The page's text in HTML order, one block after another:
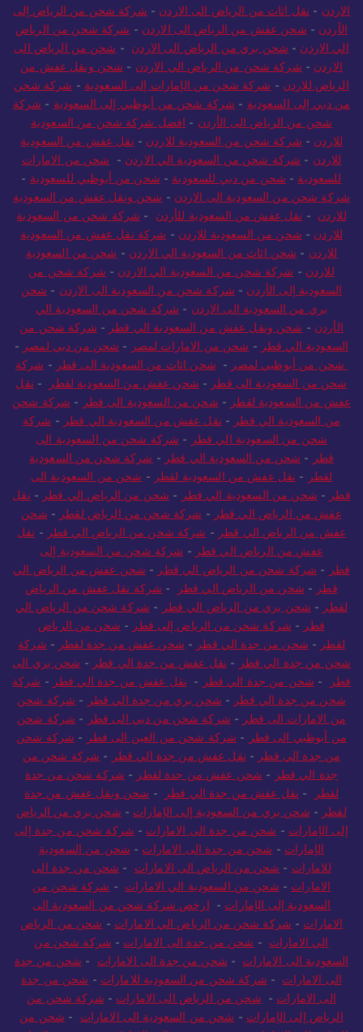
الاردن - نقل اثاث من الرياض الى الاردن - شركة شحن من الرياض إلى
الأردن - شحن عفش من الرياض الى الاردن - شركة شحن من الرياض
الي الاردن - شحن بري من الرياض الى الاردن - شحن من الرياض الى
الاردن - شركة شحن من الرياض الي الاردن - شحن ونقل عفش من
الرياض للاردن - شركة شحن من الإمارات إلى السعودية - شركة شحن
من دبي إلى السعودية - شركة شحن من أبوظبي إلى السعودية - شركة
شحن من الرياض الى الأردن - افضل شركة شحن من السعودية
للاردن - شركة شحن من السعودية للاردن - نقل عفش من السعودية
للاردن - شركة شحن من السعودية الي الاردن - شحن من الامارات
للسعودية - شحن من دبي للسعودية - شحن من أبوظبي للسعودية -
شركة شحن من السعودية الى الاردن - شحن ونقل عفش من السعودية
للاردن - نقل عفش من السعودية للأردن - شركة شحن من السعودية
للاردن - شحن من السعودية للاردن - شركة نقل عفش من السعودية
للاردن - شحن اثاث من السعودية الي الاردن - شحن من السعودية
للاردن - شركة شحن من السعودية الي الاردن - شركة شحن من
السعودية إلى الأردن - شركة شحن من السعودية الى الاردن - شحن
بري من السعودية الى الاردن - شركة شحن من السعودية الي
الأردن - شحن ونقل عفش من السعودية الي قطر - شركة شحن من
السعودية الي قطر - شحن من الامارات لمصر - شحن من دبي لمصر -
شحن من أبوظبي لمصر - شحن اثاث من السعودية الى قطر - شركة
شحن من السعودية الى قطر - شحن عفش من السعودية لقطر - نقل
عفش من السعودية لقطر - شحن من السعودية الى قطر - شركة شحن
من السعودية الي قطر - نقل عفش من السعودية الي قطر - شركة
شحن من السعودية الي قطر - شركة شحن من السعودية الى
قطر - شحن من السعودية الي قطر - شركة شحن من السعودية
لقطر - نقل عفش من السعودية لقطر - شحن من السعودية الى
قطر - شحن من السعودية الي قطر - شحن من الرياض الي قطر - نقل
عفش من الرياض الي قطر - شركة شحن من الرياض لقطر - شحن
عفش من الرياض الي قطر - شركة شحن من الرياض الي قطر - نقل
عفش من الرياض الي قطر - شركة شحن من السعودية إلى
قطر - شركة شحن من الرياض الي قطر - شحن عفش من الرياض الي
قطر - شحن من الرياض الي قطر - شركة نقل عفش من الرياض
لقطر - شحن بري من الرياض الي قطر - شركة شحن من الرياض الي
قطر - شركة شحن من الرياض إلى قطر - شحن من الرياض
لقطر - شحن من جدة الي قطر - شحن عفش من جدة لقطر - شركة
شحن من جدة الي قطر - نقل عفش من جدة الي قطر - شحن بري الى
قطر
- شحن من جدة الي قطر - نقل عفش من جدة الي قطر - شركة
شحن من جدة الي قطر - شحن بري من جدة الي قطر - شركة شحن
من الامارات الى قطر - شركة شحن من دبي الى قطر - شركة شحن
من أبوظبي الى قطر - شركة شحن من العين الى قطر - شركة شحن
من جدة الي قطر - نقل عفش من جدة الي قطر - شركة شحن من
جدة الي قطر - شحن عفش من جدة لقطر - شركة شحن من جدة
لقطر
- نقل عفش من جدة الي قطر - شحن ونقل عفش من جدة
لقطر - شحن بري من السعودية إلى الإمارات - شحن بري من الرياض
إلى الإمارات - شحن من جدة الى الامارات - شركة شحن من جدة إلى
الإمارات - شحن من جدة الى الامارات - شحن من السعودية
للامارات - شحن من الرياض الى الامارات - شحن من جدة الى
الامارات - شحن من السعودية الي الامارات - شركة شحن من
السعودية إلى الإمارات - ارخص شركة شحن من السعودية الى
الامارات - شركة شحن من الرياض الي الامارات - شحن من الرياض
الي الامارات - شحن من جدة الى الامارات - شركة شحن من
السعودية الى الامارات - شحن من جدة الى الامارات - شحن من جدة
الى الامارات - شركة شحن من السعودية للامارات - شحن من جدة
الى الامارات - شحن من الرياض الى الامارات - شركة شحن من
الرياض إلى الإمارات - شحن من السعودية الى الامارات - شحن من